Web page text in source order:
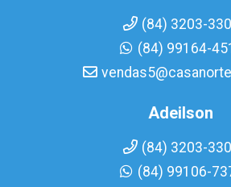
(84) 3203-
(84) 99164-
Adeilson
(84) 3203-
(84) 99106-